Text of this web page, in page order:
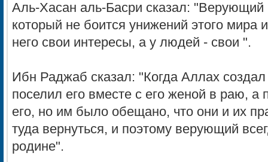
Аль-Хасан аль-Басри сказал: "Верующий
который не боится унижений этого мира
него свои интересы, а у людей - свои ".
Ибн Раджаб сказал: "Когда Аллах
поселил его вместе с его женой в раю, а
его, но им было обещано, что они и их
туда вернуться, и поэтому верующий
родине".